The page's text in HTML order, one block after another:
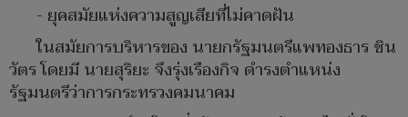
- ยุคสมัยแห่งความสูญเสียที่ไม่คาดฝัน
ในสมัยการบริหารของ นายกรัฐมนตรีแพทองธาร ชิน
วัตร โดยมี นายสุริยะ จึงรุ่งเรืองกิจ ดำรงตำแหน่ง
รัฐมนตรีว่าการกระทรวงคมนาคม